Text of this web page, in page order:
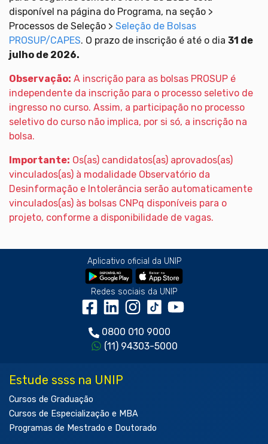
disponível na página do Programa, na seção >
Processos de Seleção > Seleção de Bolsas
PROSUP/CAPES. O prazo de inscrição é até o dia 31 de
julho de 2026.
Observação: A inscrição para as bolsas PROSUP é
independente da inscrição para o processo seletivo de
ingresso no curso. Assim, a participação no processo
seletivo do curso não implica, por si só, a inscrição na
bolsa.
Importante: Os(as) candidatos(as) aprovados(as)
vinculados(as) à modalidade Observatório da
Desinformação e Intolerância serão automaticamente
vinculados(as) às bolsas CNPq disponíveis para o
projeto, conforme a disponibilidade de vagas.
Aplicativo oficial da UNIP
Redes sociais da UNIP
0800 010 9000
(11) 94303-5000
Estude ssss na UNIP
Cursos de Graduação
Cursos de Especialização e MBA
Programas de Mestrado e Doutorado